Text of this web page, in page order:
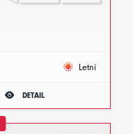
Letní
DETAIL